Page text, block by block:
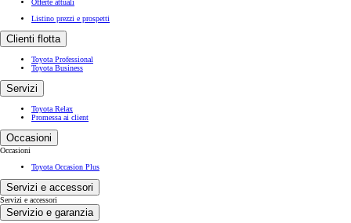
Prius
PLUG-IN HYBRID
Offerte attuali
Listino prezzi e prospetti
Clienti flotta
Toyota Professional
Toyota Business
Servizi
Toyota Relax
Promessa ai client
Occasioni
Occasioni
Toyota Occasion Plus
Servizi e accessori
Servizi e accessori
Servizio e garanzia